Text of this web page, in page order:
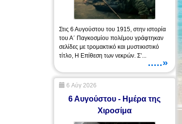
Στις 6 Αυγούστου του 1915, στην ιστορία
του Α΄ Παγκοσμίου πολέμου γράφτηκαν
σελίδες με τρομακτικό και μυστικιστικό
τίτλο, Η Επίθεση των νεκρών. Σ’...
.....»
6 Αύγ 2026
6 Αυγούστου - Ημέρα της
Χιροσίμα